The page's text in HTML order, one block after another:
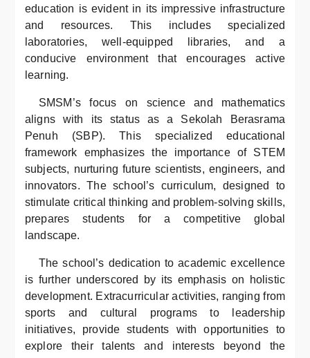
education is evident in its impressive infrastructure
and resources. This includes specialized
laboratories, well-equipped libraries, and a
conducive environment that encourages active
learning.
SMSM’s focus on science and mathematics
aligns with its status as a Sekolah Berasrama
Penuh (SBP). This specialized educational
framework emphasizes the importance of STEM
subjects, nurturing future scientists, engineers, and
innovators. The school’s curriculum, designed to
stimulate critical thinking and problem-solving skills,
prepares students for a competitive global
landscape.
The school’s dedication to academic excellence
is further underscored by its emphasis on holistic
development. Extracurricular activities, ranging from
sports and cultural programs to leadership
initiatives, provide students with opportunities to
explore their talents and interests beyond the